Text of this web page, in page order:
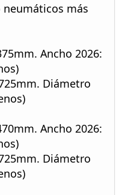
más
Ancho 2026:
Diámetro
Ancho 2026:
Diámetro